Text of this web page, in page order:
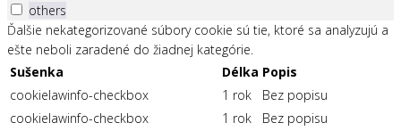
others
Ďalšie nekategorizované súbory cookie sú tie, ktoré sa analyzujú a
ešte neboli zaradené do žiadnej kategórie.
Sušenka
Délka Popis
cookielawinfo-checkbox
1 rok
Bez popisu
cookielawinfo-checkbox
1 rok
Bez popisu